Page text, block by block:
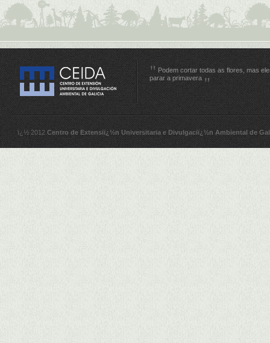
Podem cortar todas as flores, mas
parar a primavera
ï¿½ 2012Centro de Extensiï¿½n Universitaria e Divulgaciï¿½n Ambiental de